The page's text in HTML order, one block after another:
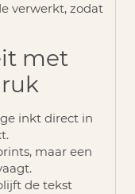
verwerkt, zodat
met
inkt direct in
maar een
.
de tekst